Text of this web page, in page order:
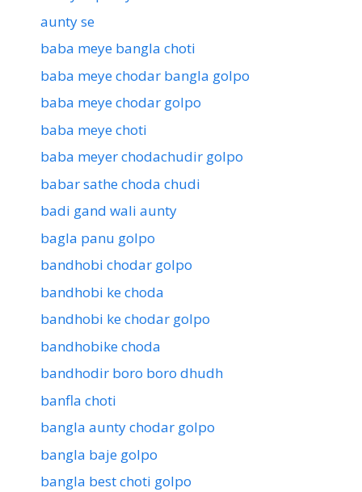
aunty se
baba meye bangla choti
baba meye chodar bangla golpo
baba meye chodar golpo
baba meye choti
baba meyer chodachudir golpo
babar sathe choda chudi
badi gand wali aunty
bagla panu golpo
bandhobi chodar golpo
bandhobi ke choda
bandhobi ke chodar golpo
bandhobike choda
bandhodir boro boro dhudh
banfla choti
bangla aunty chodar golpo
bangla baje golpo
bangla best choti golpo